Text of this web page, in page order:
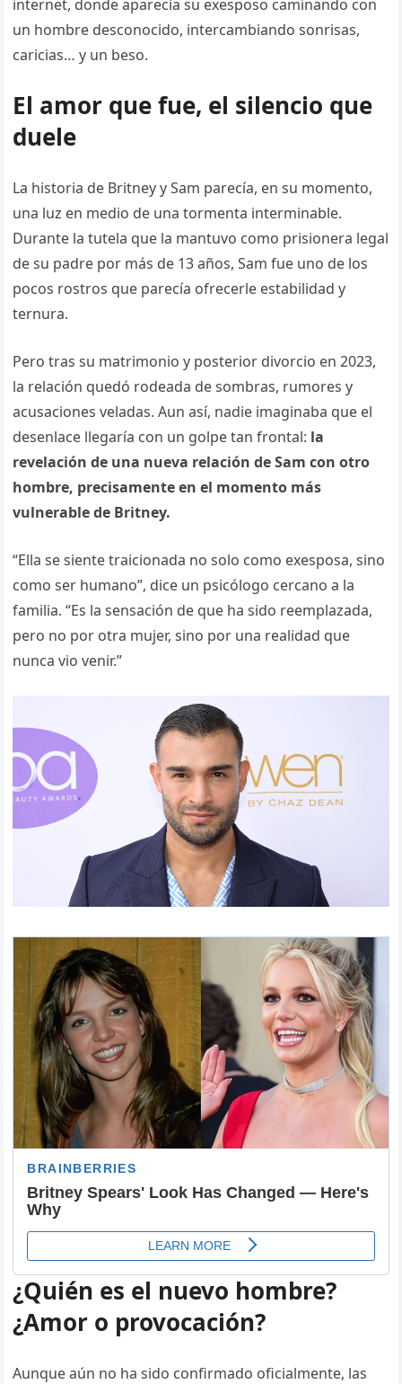
internet, donde aparecía su exesposo caminando con
un hombre desconocido, intercambiando sonrisas,
caricias… y un beso.
El amor que fue, el silencio que
duele
La historia de Britney y Sam parecía, en su momento,
una luz en medio de una tormenta interminable.
Durante la tutela que la mantuvo como prisionera legal
de su padre por más de 13 años, Sam fue uno de los
pocos rostros que parecía ofrecerle estabilidad y
ternura.
Pero tras su matrimonio y posterior divorcio en 2023,
la relación quedó rodeada de sombras, rumores y
acusaciones veladas. Aun así, nadie imaginaba que el
desenlace llegaría con un golpe tan frontal: la
revelación de una nueva relación de Sam con otro
hombre, precisamente en el momento más
vulnerable de Britney.
“Ella se siente traicionada no solo como exesposa, sino
como ser humano”, dice un psicólogo cercano a la
familia. “Es la sensación de que ha sido reemplazada,
pero no por otra mujer, sino por una realidad que
nunca vio venir.”
¿Quién es el nuevo hombre?
¿Amor o provocación?
Aunque aún no ha sido confirmado oficialmente, las